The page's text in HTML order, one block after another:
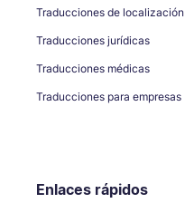
Traducciones de localización
Traducciones jurídicas
Traducciones médicas
Traducciones para empresas
Enlaces rápidos